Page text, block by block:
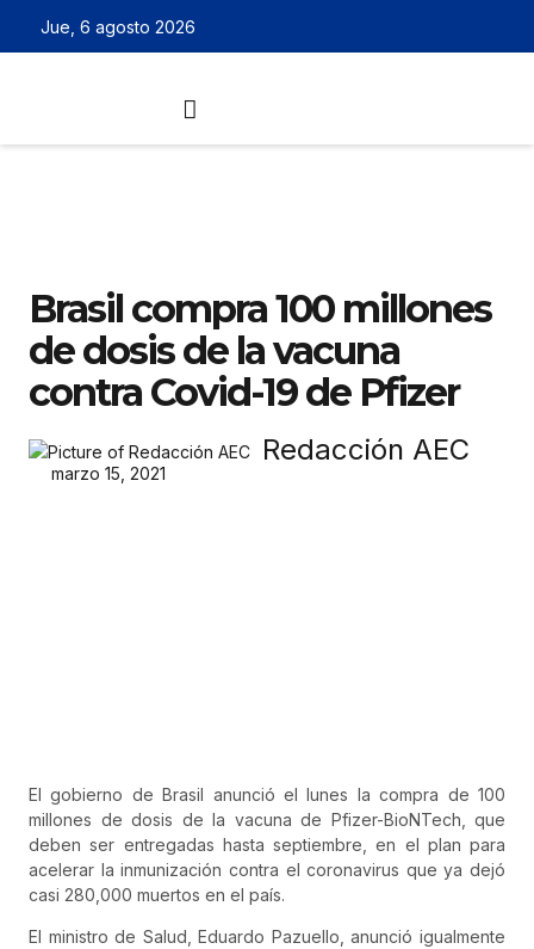
Jue, 6 agosto 2026
Brasil compra 100 millones
de dosis de la vacuna
contra Covid-19 de Pfizer
Redacción AEC
marzo 15, 2021
El gobierno de Brasil anunció el lunes la compra de 100
millones de dosis de la vacuna de Pfizer-BioNTech, que
deben ser entregadas hasta septiembre, en el plan para
acelerar la inmunización contra el coronavirus que ya dejó
casi 280,000 muertos en el país.
El ministro de Salud, Eduardo Pazuello, anunció igualmente